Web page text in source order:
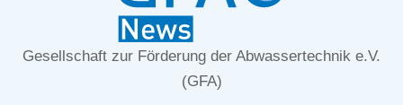
Gesellschaft zur Förderung der Abwassertechnik e.V.
(GFA)